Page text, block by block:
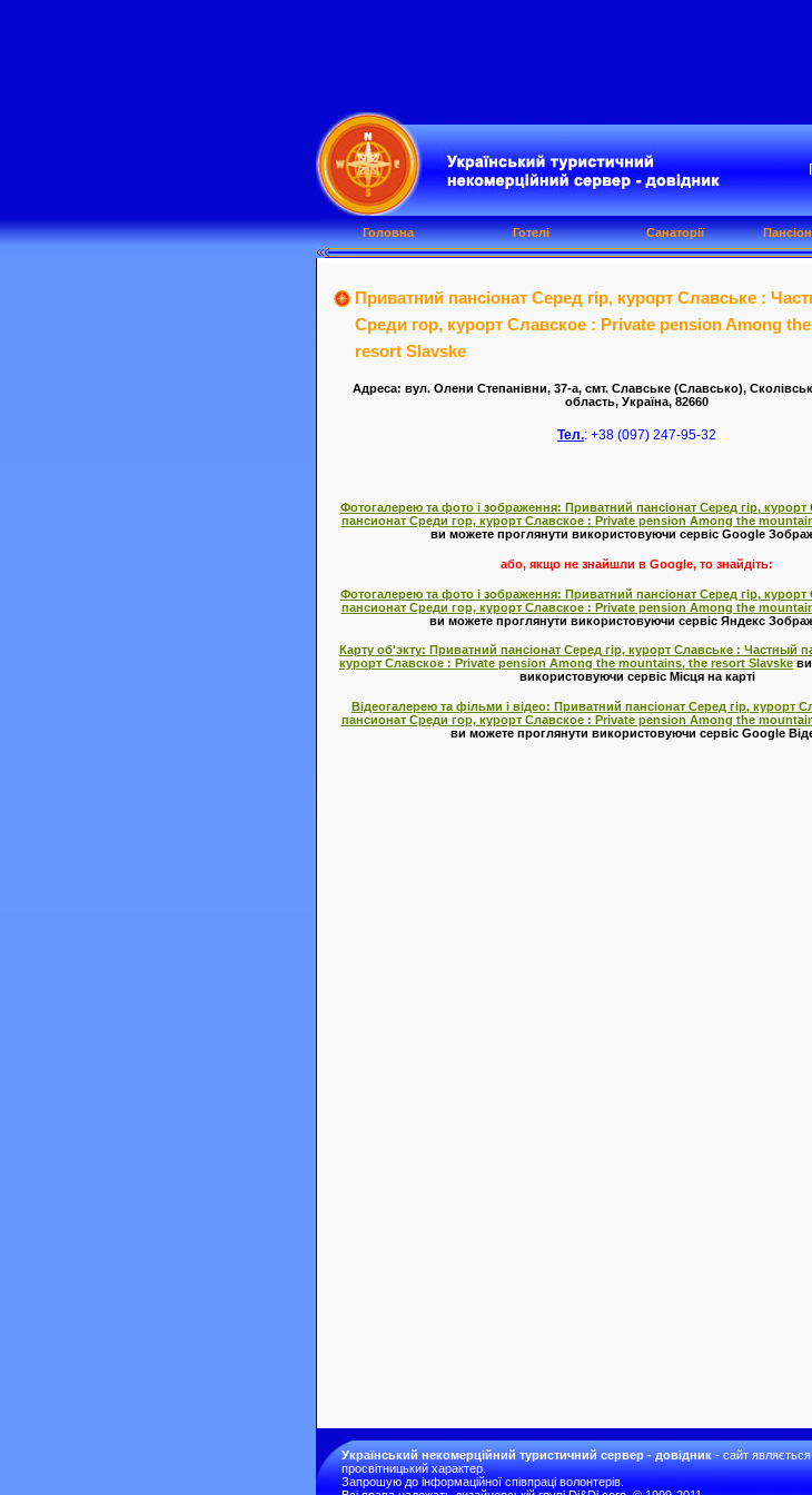
Приватний пансіонат Серед гір, курорт Славське :
Среди гор, курорт Славское : Private pension Among
resort Slavske
Адреса: вул. Олени Степанівни, 37-а, смт. Славське (Славсько),
область, Україна, 82660
Тел.: +38 (097) 247-95-32
Фотогалерею та фото і зображення: Приватний пансіонат Серед гір,
пансионат Среди гор, курорт Славское : Private pension Among the
ви можете проглянути використовуючи сервіс Google
або, якщо не знайшли в Google, то знайдіть:
Фотогалерею та фото і зображення: Приватний пансіонат Серед гір,
пансионат Среди гор, курорт Славское : Private pension Among the
ви можете проглянути використовуючи сервіс Яндекс
Карту об'экту: Приватний пансіонат Серед гір, курорт Славське : Частный
курорт Славское : Private pension Among the mountains, the resort Slavske
використовуючи сервіс Місця на карті
Відеогалерею та фільми і відео: Приватний пансіонат Серед гір, курорт
пансионат Среди гор, курорт Славское : Private pension Among the
ви можете проглянути використовуючи сервіс Google
Головна Готелі Санаторії
Український некомерційний туристичний сервер - довідник- сайт
просвітницький характер.
Запрошую до інформаційної співпраці волонтерів.